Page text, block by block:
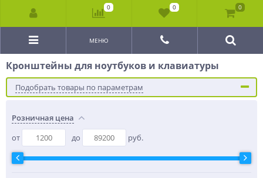
МЕНЮ
Кронштейны для ноутбуков и клавиатуры
Подобрать товары по параметрам
Розничная цена
от
до руб.
0 0 0